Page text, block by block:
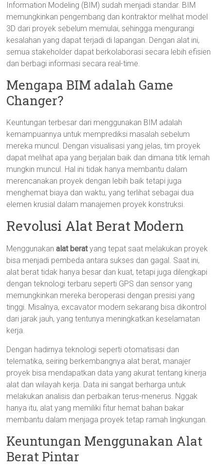
Information Modeling (BIM) sudah menjadi standar. BIM
memungkinkan pengembang dan kontraktor melihat model
3D dari proyek sebelum memulai, sehingga mengurangi
kesalahan yang dapat terjadi di lapangan. Dengan alat ini,
semua stakeholder dapat berkolaborasi secara lebih efisien
dan berbagi informasi secara real-time.
Mengapa BIM adalah Game
Changer?
Keuntungan terbesar dari menggunakan BIM adalah
kemampuannya untuk memprediksi masalah sebelum
mereka muncul. Dengan visualisasi yang jelas, tim proyek
dapat melihat apa yang berjalan baik dan dimana titik lemah
mungkin muncul. Hal ini tidak hanya membantu dalam
merencanakan proyek dengan lebih baik tetapi juga
menghemat biaya dan waktu, yang terlihat sebagai dua
elemen krusial dalam manajemen proyek konstruksi.
Revolusi Alat Berat Modern
Menggunakanalat beratyang tepat saat melakukan proyek
bisa menjadi pembeda antara sukses dan gagal. Saat ini,
alat berat tidak hanya besar dan kuat, tetapi juga dilengkapi
dengan teknologi terbaru seperti GPS dan sensor yang
memungkinkan mereka beroperasi dengan presisi yang
tinggi. Misalnya, excavator modern sekarang bisa dikontrol
dari jarak jauh, yang tentunya meningkatkan keselamatan
kerja.
Dengan hadirnya teknologi seperti otomatisasi dan
telematika, seiring berkembangnya alat berat, manajer
proyek bisa mendapatkan data yang akurat tentang kinerja
alat dan wilayah kerja. Data ini sangat berharga untuk
melakukan analisis dan perbaikan terus-menerus. Nggak
hanya itu, alat yang memiliki fitur hemat bahan bakar
membantu dalam menjaga proyek tetap ramah lingkungan.
Keuntungan Menggunakan Alat
Berat Pintar